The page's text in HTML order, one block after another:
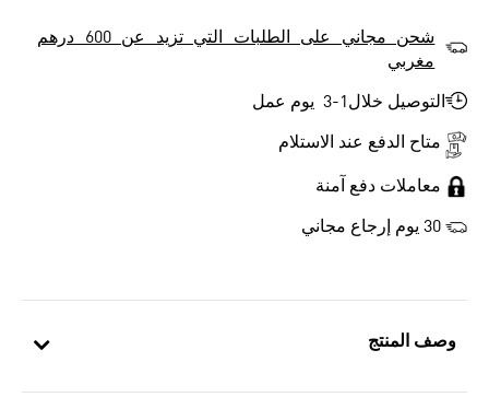
وصف المنتج
شحن مجاني على الطلبات التي تزيد عن 600 درهم
مغربي
التوصيل خلال1-3 يوم عمل
متاح الدفع عند الاستلام
معاملات دفع آمنة